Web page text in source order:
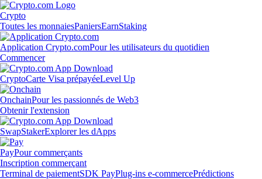
Crypto
Toutes les monnaiesPaniersEarnStaking
Application Crypto.comPour les utilisateurs du quotidien
Commencer
CryptoCarte Visa prépayéeLevel Up
OnchainPour les passionnés de Web3
Obtenir l'extension
SwapStakerExplorer les dApps
PayPour commerçants
Inscription commerçant
Terminal de paiementSDK PayPlug-ins e-commercePrédictions